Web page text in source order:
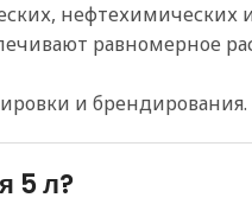
и брендирования.
5 л?